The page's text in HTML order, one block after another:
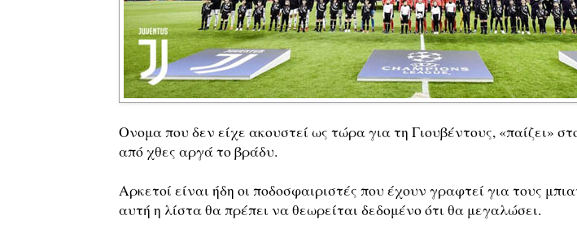
Ονομα που δεν είχε ακουστεί ως τώρα για τη Γιουβέντους, «παίζει»
από χθες αργά το βράδυ.
Αρκετοί είναι ήδη οι ποδοσφαιριστές που έχουν γραφτεί για τους
αυτή η λίστα θα πρέπει να θεωρείται δεδομένο ότι θα μεγαλώσει.